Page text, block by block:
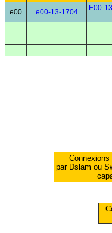
e00 e00-13-1704
E00-
par Dslam ou